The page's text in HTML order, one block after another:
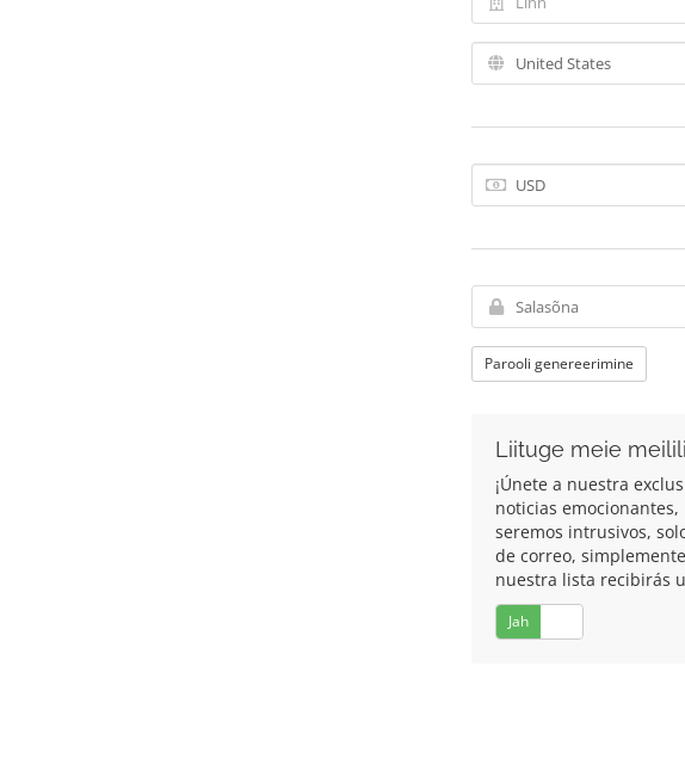
Parooli genereerimine
Liituge meie
¡Únete a nuestra
noticias
seremos intrusivos,
de correo,
nuestra lista recibirás
Jah